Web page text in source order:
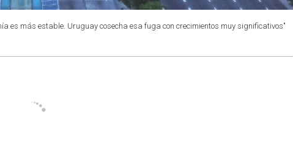
es más estable. Uruguay cosecha esa fuga con crecimientos muy significativos"